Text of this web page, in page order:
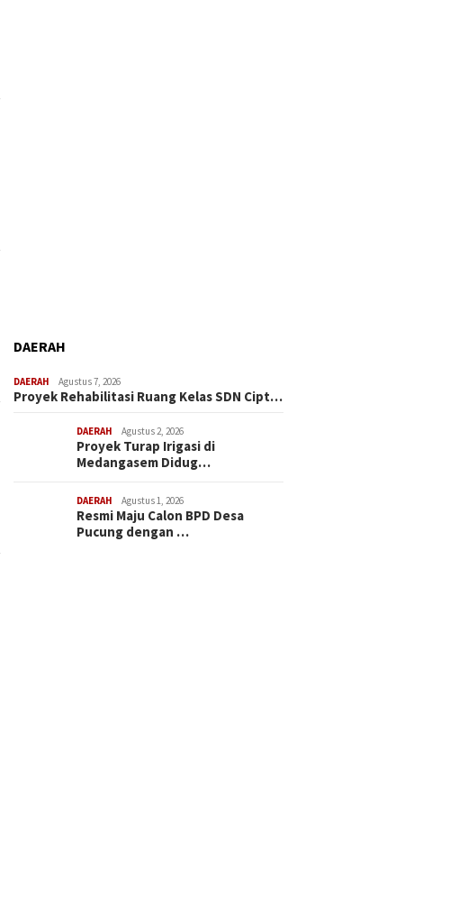
DAERAH
DAERAH Agustus 7, 2026
Proyek Rehabilitasi Ruang Kelas SDN Cipt…
DAERAH Agustus 2, 2026
Proyek Turap Irigasi di
Medangasem Didug…
DAERAH Agustus 1, 2026
Resmi Maju Calon BPD Desa
Pucung dengan …